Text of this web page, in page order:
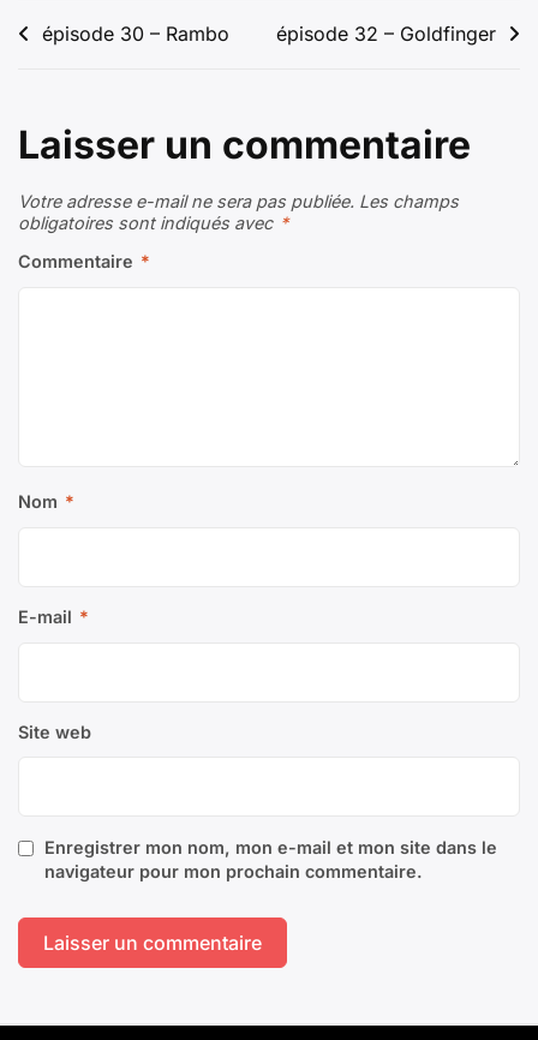
Navigation
épisode 30 – Rambo épisode 32 – Goldfinger
Laisser un commentaire
Votre adresse e-mail ne sera pas publiée. Les champs
obligatoires sont indiqués avec *
Commentaire *
Nom *
E-mail *
Site web
Enregistrer mon nom, mon e-mail et mon site dans le
navigateur pour mon prochain commentaire.